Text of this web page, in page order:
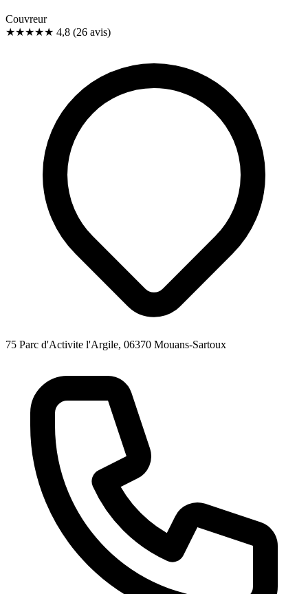
Couvreur
★★★★★ 4,8 (26 avis)
75 Parc d'Activite l'Argile, 06370 Mouans-Sartoux